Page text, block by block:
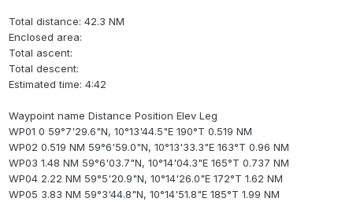
Total distance: 42.3 NM
Enclosed area:
Total ascent:
Total descent:
Estimated time: 4:42
Waypoint name Distance Position Elev Leg
WP01 0 59°7'29.6"N, 10°13'44.5"E 190°T 0.519 NM
WP02 0.519 NM 59°6'59.0"N, 10°13'33.3"E 163°T 0.96 NM
WP03 1.48 NM 59°6'03.7"N, 10°14'04.3"E 165°T 0.737 NM
WP04 2.22 NM 59°5'20.9"N, 10°14'26.0"E 172°T 1.62 NM
WP05 3.83 NM 59°3'44.8"N, 10°14'51.8"E 185°T 1.99 NM